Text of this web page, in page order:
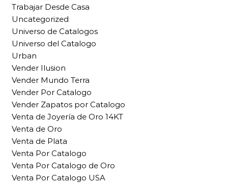
Trabajar Desde Casa
Uncategorized
Universo de Catalogos
Universo del Catalogo
Urban
Vender Ilusion
Vender Mundo Terra
Vender Por Catalogo
Vender Zapatos por Catalogo
Venta de Joyería de Oro 14KT
Venta de Oro
Venta de Plata
Venta Por Catalogo
Venta Por Catalogo de Oro
Venta Por Catalogo USA